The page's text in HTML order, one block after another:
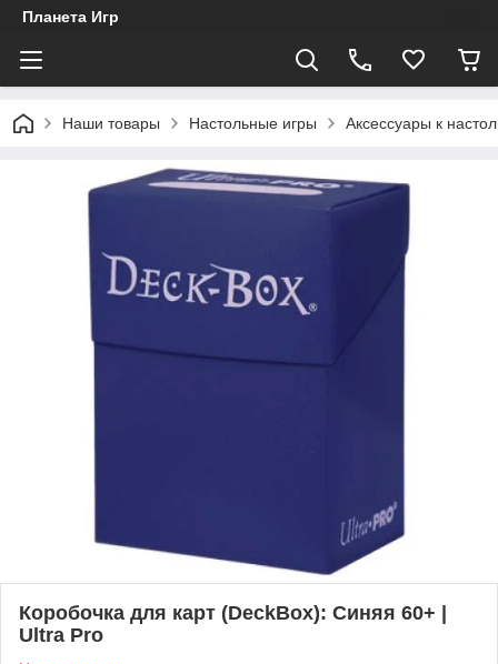
Планета Игр
Наши товары Настольные игры Аксессуары к
Коробочка для карт (DeckBox): Синяя 60+ |
Ultra Pro